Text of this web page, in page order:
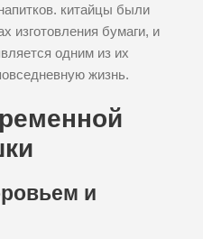
китайцы были
изготовления бумаги, и
одним из их
жизнь.
и